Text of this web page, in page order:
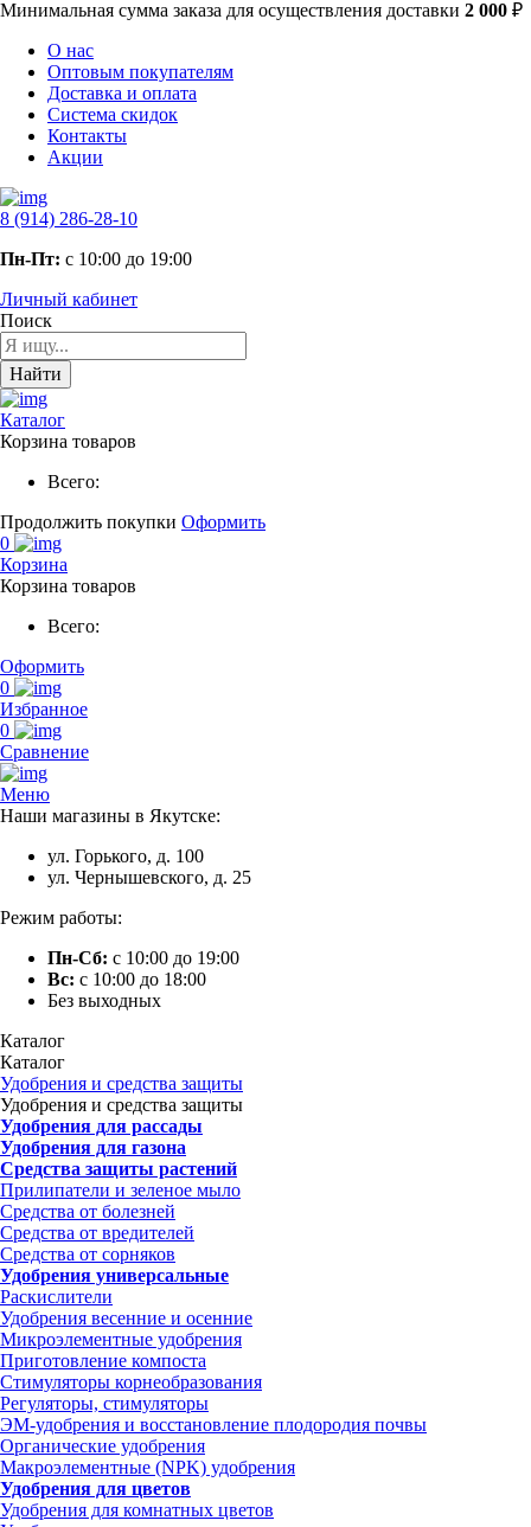
Минимальная сумма заказа для осуществления доставки 2 000 ₽
О нас
Оптовым покупателям
Доставка и оплата
Система скидок
Контакты
Акции
8 (914) 286-28-10
Пн-Пт: с 10:00 до 19:00
Личный кабинет
Поиск
Найти
Каталог
Корзина товаров
Всего:
Продолжить покупки Оформить
0
Корзина
Корзина товаров
Всего:
Оформить
0
Избранное
0
Сравнение
Меню
Наши магазины в Якутске:
ул. Горького, д. 100
ул. Чернышевского, д. 25
Режим работы:
Пн-Сб: с 10:00 до 19:00
Вс: с 10:00 до 18:00
Без выходных
Каталог
Каталог
Удобрения и средства защиты
Удобрения и средства защиты
Удобрения для рассады
Удобрения для газона
Средства защиты растений
Прилипатели и зеленое мыло
Средства от болезней
Средства от вредителей
Средства от сорняков
Удобрения универсальные
Раскислители
Удобрения весенние и осенние
Микроэлементные удобрения
Приготовление компоста
Стимуляторы корнеобразования
Регуляторы, стимуляторы
ЭМ-удобрения и восстановление плодородия почвы
Органические удобрения
Макроэлементные (NPK) удобрения
Удобрения для цветов
Удобрения для комнатных цветов